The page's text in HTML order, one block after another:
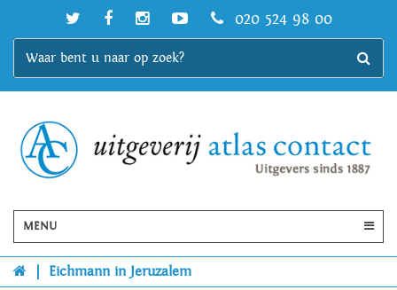
020 524 98 00
MENU
Eichmann in Jeruzalem